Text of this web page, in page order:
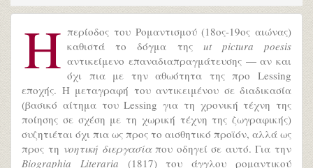
Η περίοδος του Ρομαντισμού (18ος-19ος αιώνας)
καθιστά το δόγμα της ut pictura poesis
αντικείμενο επαναδιαπραγμάτευσης — αν και
όχι πια με την αθωότητα της προ Lessing
εποχής. Η μεταγραφή του αντικειμένου σε διαδικασία
(βασικό αίτημα του Lessing για τη χρονική τέχνη της
ποίησης σε σχέση με τη χωρική τέχνη της ζωγραφικής)
συζητιέται όχι πια ως προς το αισθητικό προϊόν, αλλά ως
προς τη νοητική διεργασίαπου οδηγεί σε αυτό. Για την
Biographia Literaria (1817) του άγγλου ρομαντικού